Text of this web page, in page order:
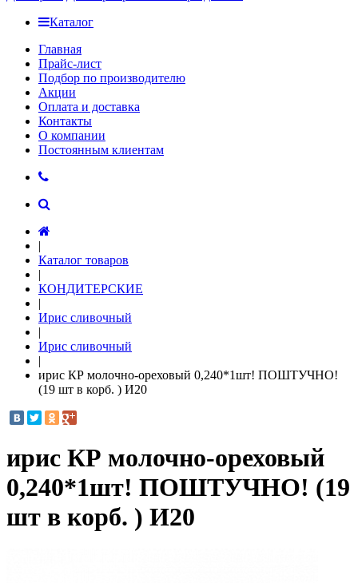
Каталог
Главная
Прайс-лист
Подбор по производителю
Акции
Оплата и доставка
Контакты
О компании
Постоянным клиентам
|
Каталог товаров
|
КОНДИТЕРСКИЕ
|
Ирис сливочный
|
Ирис сливочный
|
ирис КР молочно-ореховый 0,240*1шт! ПОШТУЧНО!
(19 шт в корб. ) И20
ирис КР молочно-ореховый
0,240*1шт! ПОШТУЧНО! (19
шт в корб. ) И20